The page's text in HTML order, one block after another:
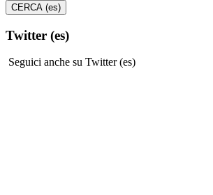
Twitter (es)
Seguici anche su Twitter (es)